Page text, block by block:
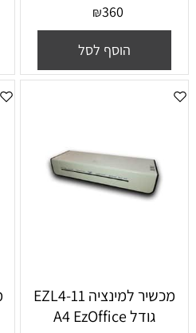
₪360
הוסף לסל
מכשיר למינציה EZL4-11
גודל A4 EzOffice